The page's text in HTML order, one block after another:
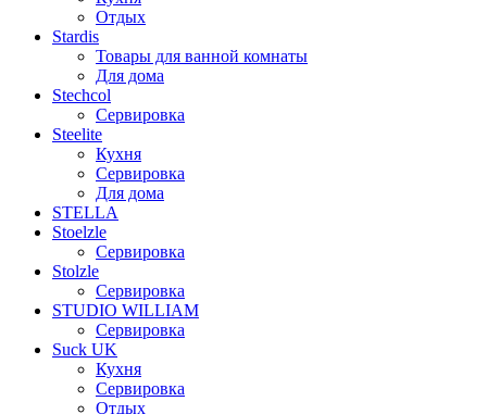
Отдых
Stardis
Товары для ванной комнаты
Для дома
Stechcol
Сервировка
Steelite
Кухня
Сервировка
Для дома
STELLA
Stoelzle
Сервировка
Stolzle
Сервировка
STUDIO WILLIAM
Сервировка
Suck UK
Кухня
Сервировка
Отдых